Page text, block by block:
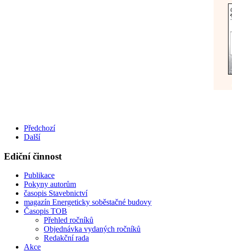
Předchozí
Další
Ediční činnost
Publikace
Pokyny autorům
časopis Stavebnictví
magazín Energeticky soběstačné budovy
Časopis TOB
Přehled ročníků
Objednávka vydaných ročníků
Redakční rada
Akce